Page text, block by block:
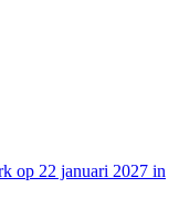
op 22 januari 2027 in